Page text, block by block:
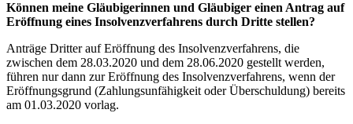
Können meine Gläubigerinnen und Gläubiger einen Antrag auf
Eröffnung eines Insolvenzverfahrens durch Dritte stellen?
Anträge Dritter auf Eröffnung des Insolvenzverfahrens, die
zwischen dem 28.03.2020 und dem 28.06.2020 gestellt werden,
führen nur dann zur Eröffnung des Insolvenzverfahrens, wenn der
Eröffnungsgrund (Zahlungsunfähigkeit oder Überschuldung) bereits
am 01.03.2020 vorlag.